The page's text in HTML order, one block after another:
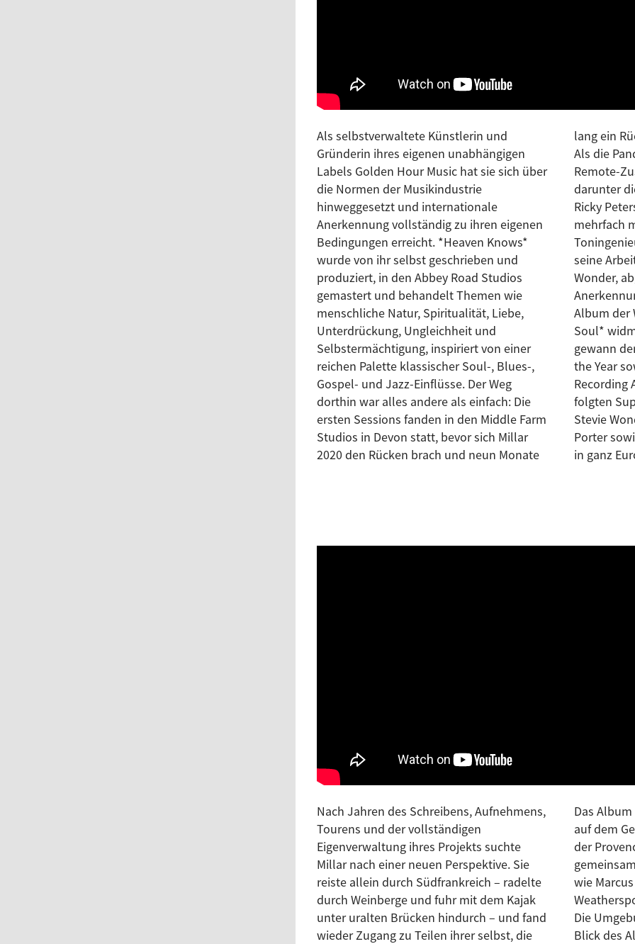
Als selbstverwaltete Künstlerin und
Gründerin ihres eigenen unabhängigen
Labels Golden Hour Music hat sie sich über
die Normen der Musikindustrie
hinweggesetzt und internationale
Anerkennung vollständig zu ihren eigenen
Bedingungen erreicht. *Heaven Knows*
wurde von ihr selbst geschrieben und
produziert, in den Abbey Road Studios
gemastert und behandelt Themen wie
menschliche Natur, Spiritualität, Liebe,
Unterdrückung, Ungleichheit und
Selbstermächtigung, inspiriert von einer
reichen Palette klassischer Soul-, Blues-,
Gospel- und Jazz-Einflüsse. Der Weg
dorthin war alles andere als einfach: Die
ersten Sessions fanden in den Middle Farm
Studios in Devon statt, bevor sich Millar
2020 den Rücken brach und neun Monate
lang ein Rückenstützkorsett tragen musste.
Als die Pandemie ausbrach, stellte sie auf
Remote-Zusammenarbeit mit Musikern um,
darunter die ehemaligen Prince-Mitstreiter
Ricky Peterson und David Z. Das von dem
mehrfach mit Platin ausgezeichneten
Toningenieur Brian Malouf, bekannt für
seine Arbeit mit Michael Jackson und Stevie
Wonder, abgemischte Album erhielt breite
Anerkennung. Jazz FM ernannte es zum
Album der Woche, das Magazin *Blues and
Soul* widmete ihr die Titelseite, und sie
gewann den Jazz FM Award als Soul Act of
the Year sowie die Aufnahme in die
Recording Academy im Jahr 2023. Es
folgten Support-Auftritte für Gladys Knight,
Stevie Wonder, Lionel Richie und Gregory
Porter sowie ausverkaufte Headline-Shows
in ganz
Nach Jahren des Schreibens, Aufnehmens,
Tourens und der vollständigen
Eigenverwaltung ihres Projekts suchte
Millar nach einer neuen Perspektive. Sie
reiste allein durch Südfrankreich – radelte
durch Weinberge und fuhr mit dem Kajak
unter uralten Brücken hindurch – und fand
wieder Zugang zu Teilen ihrer selbst, die
Das Album wurde in den Miraval Studios
auf dem Gelände von Brad Pitts Château in
der Provence aufgenommen und
gemeinsam mit internationalen Talenten
wie Marcus Finnie, Jay White, Daniel
Weatherspoon und Adam Smith realisiert.
Die Umgebung spiegelte den introspektiven
Blick des Albums wider und gab der Musik